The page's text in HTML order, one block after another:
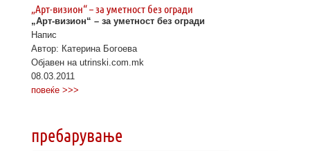
„Арт-визион“ – за уметност без огради
„Арт-визион“ – за уметност без огради
Напис
Автор: Катерина Богоева
Објавен на utrinski.com.mk
08.03.2011
повеќе >>>
пребарување